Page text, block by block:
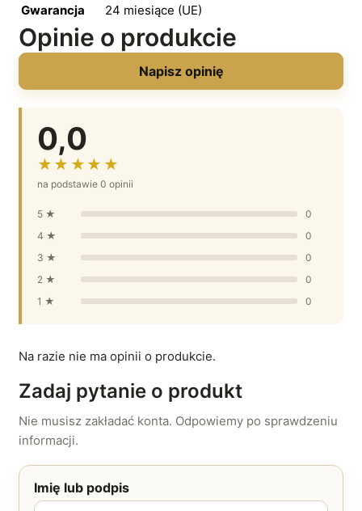
Gwarancja 24 miesiące (UE)
Opinie o produkcie
Napisz opinię
0,0
★★★★★
na podstawie 0 opinii
5 ★
0
4 ★
0
3 ★
0
2 ★
0
1 ★
0
Na razie nie ma opinii o produkcie.
Zadaj pytanie o produkt
Nie musisz zakładać konta. Odpowiemy po sprawdzeniu
informacji.
Imię lub podpis